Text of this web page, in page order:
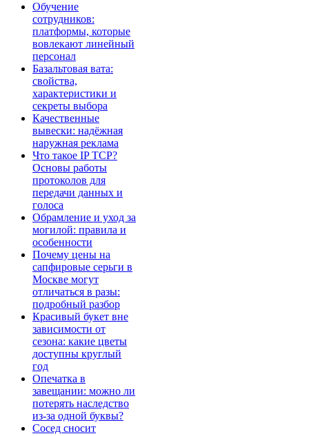
Обучение
сотрудников:
платформы, которые
вовлекают линейный
персонал
Базальтовая вата:
свойства,
характеристики и
секреты выбора
Качественные
вывески: надёжная
наружная реклама
Что такое IP TCP?
Основы работы
протоколов для
передачи данных и
голоса
Обрамление и уход за
могилой: правила и
особенности
Почему цены на
сапфировые серьги в
Москве могут
отличаться в разы:
подробный разбор
Красивый букет вне
зависимости от
сезона: какие цветы
доступны круглый
год
Опечатка в
завещании: можно ли
потерять наследство
из-за одной буквы?
Сосед сносит